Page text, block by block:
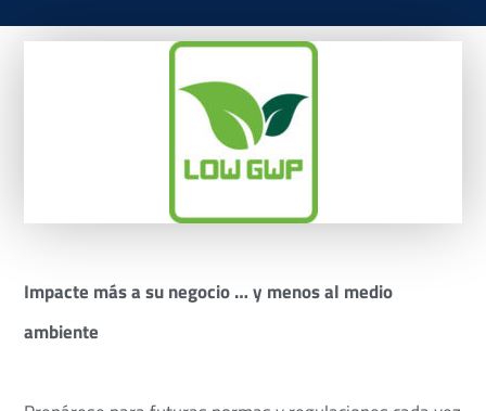
Impacte más a su negocio … y menos al medio
ambiente